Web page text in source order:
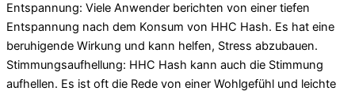
Entspannung: Viele Anwender berichten von einer tiefen
Entspannung nach dem Konsum von HHC Hash. Es hat eine
beruhigende Wirkung und kann helfen, Stress abzubauen.
Stimmungsaufhellung: HHC Hash kann auch die Stimmung
aufhellen. Es ist oft die Rede von einer Wohlgefühl und leichte